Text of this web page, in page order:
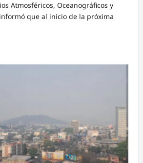
Atmosféricos, Oceanográficos y
que al inicio de la próxima